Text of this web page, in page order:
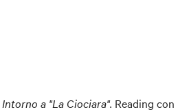
Intorno a "La Ciociara". Reading con